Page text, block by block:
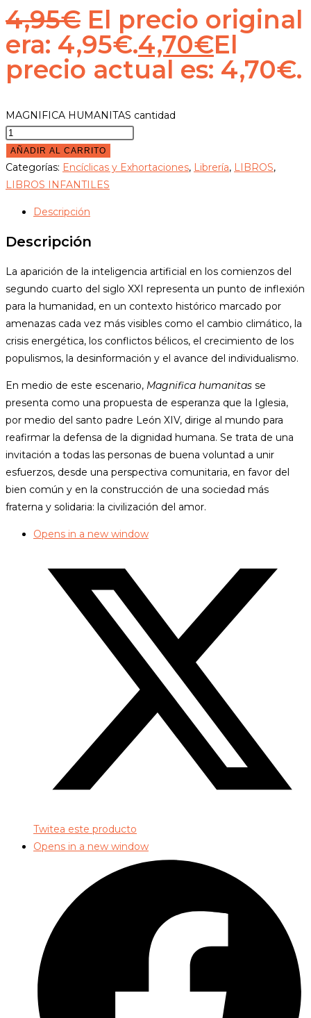
4,95€ El precio original
era: 4,95€.4,70€El
precio actual es: 4,70€.
MAGNIFICA HUMANITAS cantidad
AÑADIR AL CARRITO
Categorías: Encíclicas y Exhortaciones, Librería, LIBROS,
LIBROS INFANTILES
Descripción
Descripción
La aparición de la inteligencia artificial en los comienzos del
segundo cuarto del siglo XXI representa un punto de inflexión
para la humanidad, en un contexto histórico marcado por
amenazas cada vez más visibles como el cambio climático, la
crisis energética, los conflictos bélicos, el crecimiento de los
populismos, la desinformación y el avance del individualismo.
En medio de este escenario, Magnifica humanitas se
presenta como una propuesta de esperanza que la Iglesia,
por medio del santo padre León XIV, dirige al mundo para
reafirmar la defensa de la dignidad humana. Se trata de una
invitación a todas las personas de buena voluntad a unir
esfuerzos, desde una perspectiva comunitaria, en favor del
bien común y en la construcción de una sociedad más
fraterna y solidaria: la civilización del amor.
Opens in a new window
Twitea este producto
Opens in a new window